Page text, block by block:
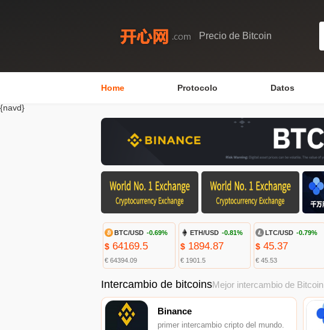
Precio de Bitcoin
Home Protocolo Datos
{navd}
BTC/USD -0.69%
$ 64169.5
€ 64394.09
ETH/USD -0.81%
$1894.87
€ 1901.5
LTC/USD -0.79%
$45.37
€ 45.53
Intercambio de bitcoinsMejor intercambio de Bitcoin
Binance
primer intercambio cripto del mundo.